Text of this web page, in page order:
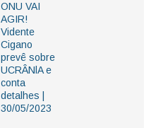
ONU VAI
AGIR!
Vidente
Cigano
prevê sobre
UCRÂNlA e
conta
detalhes |
30/05/2023